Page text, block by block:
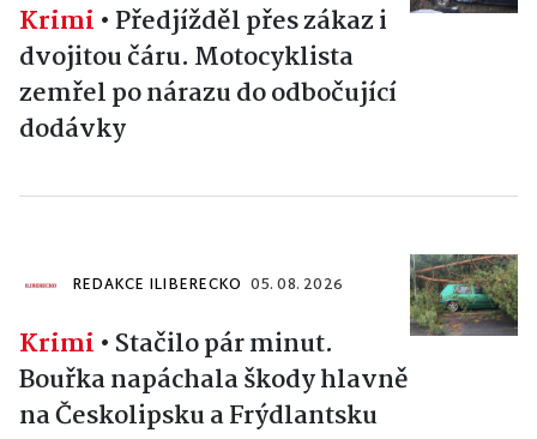
Krimi • Předjížděl přes zákaz i
dvojitou čáru. Motocyklista
zemřel po nárazu do odbočující
dodávky
REDAKCE ILIBERECKO 05. 08. 2026
Krimi • Stačilo pár minut.
Bouřka napáchala škody hlavně
na Českolipsku a Frýdlantsku